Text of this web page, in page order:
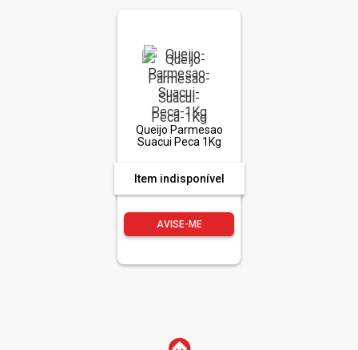
Queijo Parmesao
Suacui Peca 1Kg
Item indisponível
AVISE-ME